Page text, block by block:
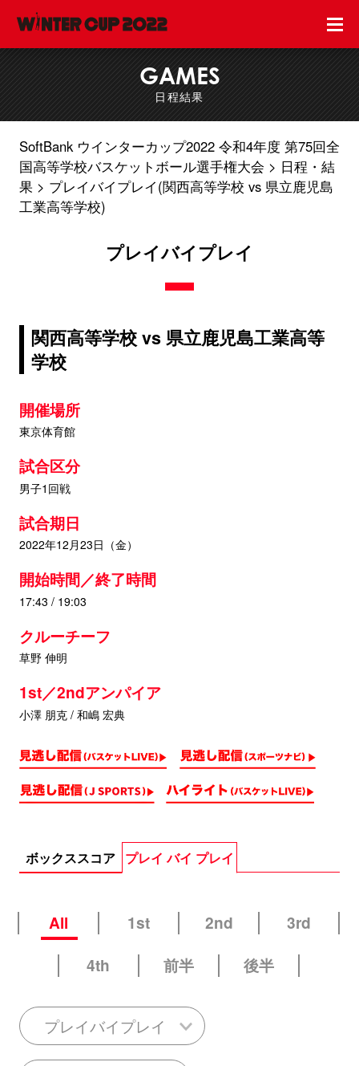
GAMES
日程結果
SoftBank ウインターカップ2022 令和4年度 第75回全
国高等学校バスケットボール選手権大会
日程・結
果
プレイバイプレイ(関西高等学校 vs 県立鹿児島
工業高等学校)
プレイバイプレイ
関西高等学校 vs 県立鹿児島工業高等
学校
開催場所
東京体育館
試合区分
男子1回戦
試合期日
2022年12月23日（金）
開始時間／終了時間
17:43 / 19:03
クルーチーフ
草野 伸明
1st／2ndアンパイア
小澤 朋克 / 和嶋 宏典
ボックススコア プレイ バイ プレイ
All 1st 2nd
3rd
4th
前半 後半
プレイバイプレイ